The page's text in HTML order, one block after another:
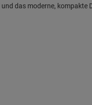
das moderne, kompakte